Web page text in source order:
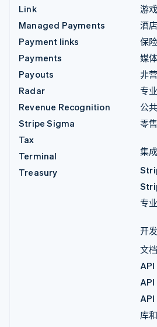
Link
Managed Payments
Payment links
Payments
Payouts
Radar
Revenue Recognition
Stripe Sigma
Tax
Terminal
Treasury
游戏
酒
保险
媒
非
专
公
零售
集
专
开
文档
API
API
API
库